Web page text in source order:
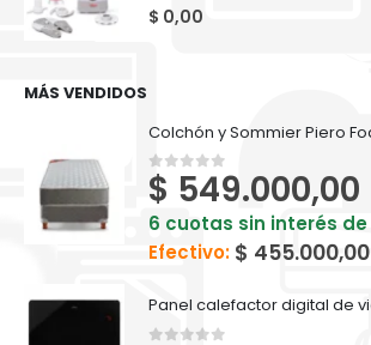
0 out of 5
$ 0,00
MÁS VENDIDOS
0out of 5
$ 549.000,00
6 cuotas sin interés de
Efectivo: $ 455.000,00